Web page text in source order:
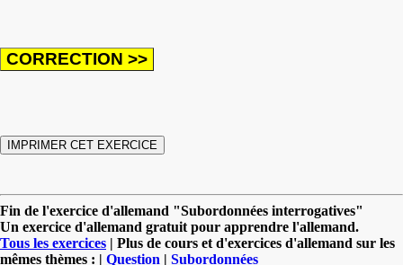
Fin de l'exercice d'allemand "Subordonnées interrogatives"
Un exercice d'allemand gratuit pour apprendre l'allemand.
Tous les exercices | Plus de cours et d'exercices d'allemand sur les
mêmes thèmes : | Question | Subordonnées